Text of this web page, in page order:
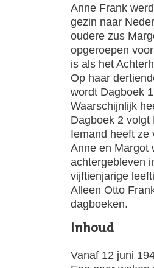
Anne Frank
gezin naar
oudere zus
opgeroepen
is als het
Op haar
wordt Dagboek
Waarschijnlijk
Dagboek 2
Iemand heeft ze
Anne en Margot
achtergebleven
vijftienjarige
Alleen Otto
dagboeken.
Inhoud
Vanaf 12 juni